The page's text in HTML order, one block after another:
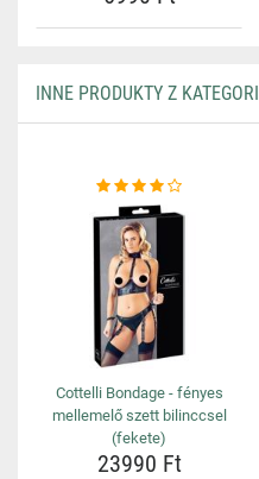
INNE PRODUKTY Z
Cottelli Bondage - fényes
mellemelő szett bilinccsel
(fekete)
23990 Ft